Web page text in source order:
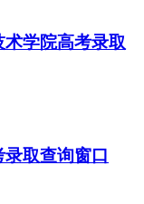
术学院高考录取
取查询窗口